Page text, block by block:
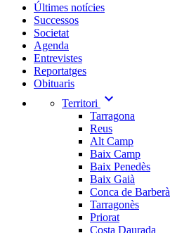
Últimes notícies
Successos
Societat
Agenda
Entrevistes
Reportatges
Obituaris
Territori
expand_more
Tarragona
Reus
Alt Camp
Baix Camp
Baix Penedès
Baix Gaià
Conca de Barberà
Tarragonès
Priorat
Costa Daurada